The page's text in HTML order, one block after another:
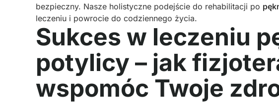
bezpieczny. Nasze holistyczne podejście do rehabilitacji po
leczeniu i powrocie do codziennego życia.
Sukces w leczeniu
potylicy – jak
wspomóc Twoje